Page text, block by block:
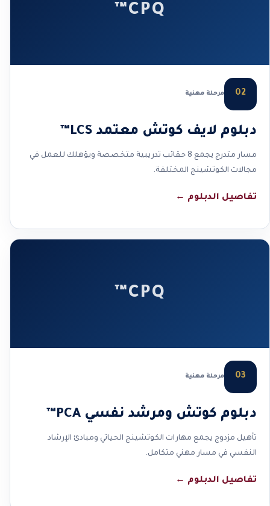
CPQ™
02 مرحلة مهنية
دبلوم لايف كوتش معتمد LCS™
مسار متدرج يجمع 8 حقائب تدريبية متخصصة ويؤهلك للعمل في
مجالات الكوتشينج المختلفة.
تفاصيل الدبلوم ←
CPQ™
03 مرحلة مهنية
دبلوم كوتش ومرشد نفسي PCA™
تأهيل مزدوج يجمع مهارات الكوتشينج الحياتي ومبادئ الإرشاد
النفسي في مسار مهني متكامل.
تفاصيل الدبلوم ←